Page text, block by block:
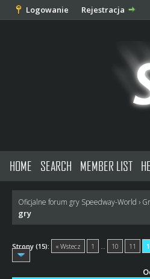
Logowanie Rejestracja
HOME SEARCH MEMBER LIST
Oficjalne forum gry Speedway-World ›
gry
Strony (15): « Wstecz 1 10 11